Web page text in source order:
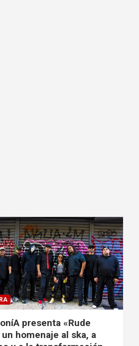
presenta «Rude
un homenaje al ska, a